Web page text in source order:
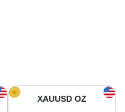
أسعار الذهب في أمريكا
XAUUSD OZ